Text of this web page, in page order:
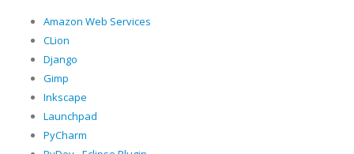
Amazon Web Services
CLion
Django
Gimp
Inkscape
Launchpad
PyCharm